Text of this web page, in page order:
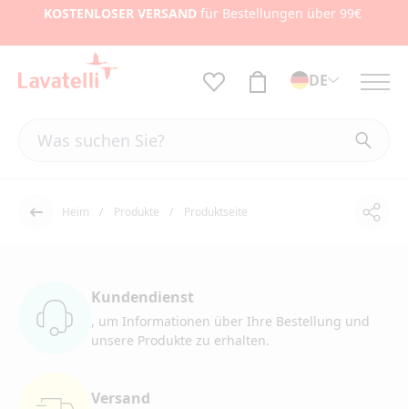
KOSTENLOSER VERSANDfür Bestellungen über 99€
DE
Der Rücken
Heim Produkte Produktseite
Kundendienst
, um Informationen über Ihre Bestellung und
unsere Produkte zu erhalten.
Versand